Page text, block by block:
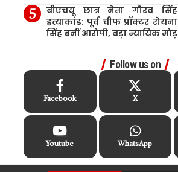
बीएचयू छात्र नेता गौरव सिंह
हत्याकांड: पूर्व चीफ प्रॉक्टर रोयना
सिंह बनीं आरोपी, बड़ा न्यायिक मोड़
Follow us on
Facebook X
Youtube WhatsApp